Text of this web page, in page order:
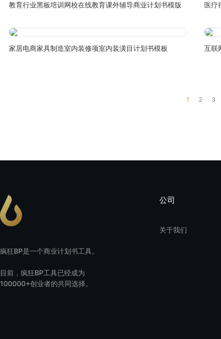
教育行业黑板培训网校在线教育课外辅导商业计划书模版 医疗
家居电商家具制造室内装修项室内装潢目计划书模板 互联
1 2 3
疯狂BP是一个商业计划书工具。
目前，疯狂BP工具已经成为
100000+创业者的共同选择。
公司
关于我们